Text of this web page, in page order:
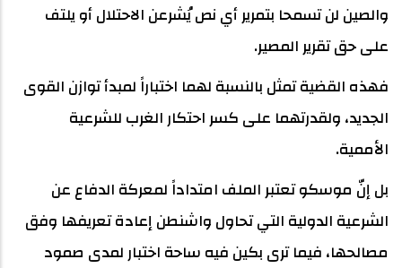
والصين لن تسمحا بتمرير أي نص يُشرعن الاحتلال أو يلتف
على حق تقرير المصير.
فهذه القضية تمثل بالنسبة لهما اختباراً لمبدأ توازن القوى
الجديد، ولقدرتهما على كسر احتكار الغرب للشرعية
الأممية.
بل إنّ موسكو تعتبر الملف امتداداً لمعركة الدفاع عن
الشرعية الدولية التي تحاول واشنطن إعادة تعريفها وفق
مصالحها، فيما ترى بكين فيه ساحة اختبار لمدى صمود